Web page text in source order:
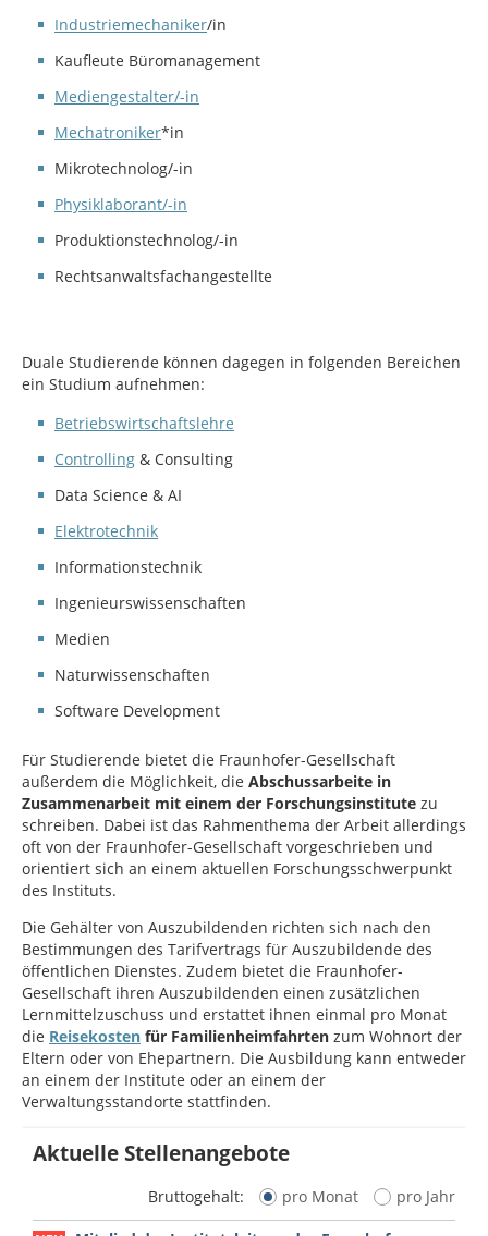
Industriemechaniker/in
Kaufleute Büromanagement
Mediengestalter/-in
Mechatroniker*in
Mikrotechnolog/-in
Physiklaborant/-in
Produktionstechnolog/-in
Rechtsanwaltsfachangestellte
Duale Studierende können dagegen in folgenden Bereichen
ein Studium aufnehmen:
Betriebswirtschaftslehre
Controlling & Consulting
Data Science & AI
Elektrotechnik
Informationstechnik
Ingenieurswissenschaften
Medien
Naturwissenschaften
Software Development
Für Studierende bietet die Fraunhofer-Gesellschaft
außerdem die Möglichkeit, die Abschussarbeite in
Zusammenarbeit mit einem der Forschungsinstitute zu
schreiben. Dabei ist das Rahmenthema der Arbeit allerdings
oft von der Fraunhofer-Gesellschaft vorgeschrieben und
orientiert sich an einem aktuellen Forschungsschwerpunkt
des Instituts.
Die Gehälter von Auszubildenden richten sich nach den
Bestimmungen des Tarifvertrags für Auszubildende des
öffentlichen Dienstes. Zudem bietet die Fraunhofer-
Gesellschaft ihren Auszubildenden einen zusätzlichen
Lernmittelzuschuss und erstattet ihnen einmal pro Monat
die Reisekosten für Familienheimfahrten zum Wohnort der
Eltern oder von Ehepartnern. Die Ausbildung kann entweder
an einem der Institute oder an einem der
Verwaltungsstandorte stattfinden.
Aktuelle Stellenangebote
Bruttogehalt: pro Monat pro Jahr